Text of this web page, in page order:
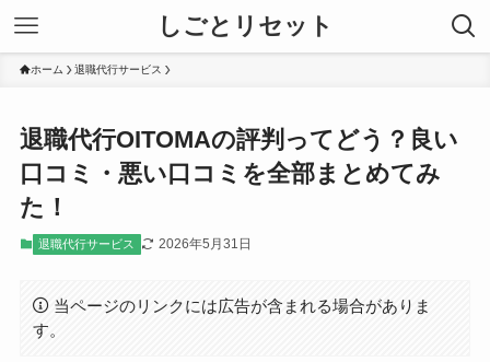
しごとリセット
ホーム 退職代行サービス
退職代行OITOMAの評判ってどう？良い
口コミ・悪い口コミを全部まとめてみ
た！
退職代行サービス 2026年5月31日
当ページのリンクには広告が含まれる場合がありま
す。